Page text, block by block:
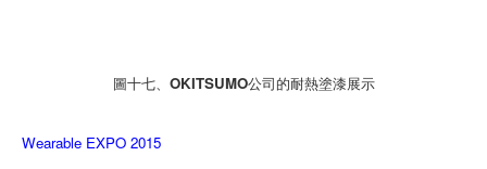
圖十七、OKITSUMO公司的耐熱塗漆展示
Wearable EXPO 2015